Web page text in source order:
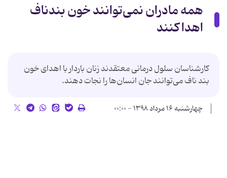
همه مادران نمی‌توانند خون بندناف
اهدا کنند
کارشناسان سلول درمانی معتقدند زنان باردار با اهدای خون
بند ناف می‌توانند جان انسان‌ها را نجات دهند.
چهارشنبه ۱۶ مرداد ۱۳۹۸ - ۰۰:۰۰